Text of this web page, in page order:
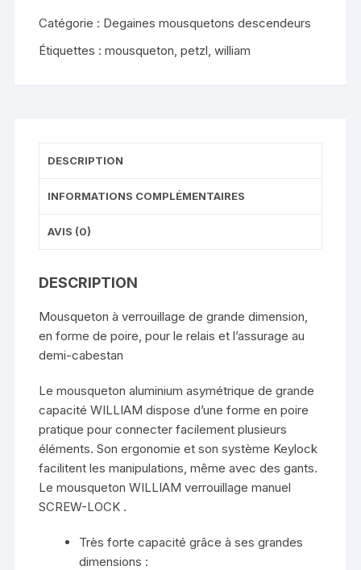
WILLIAM
PETZL
Catégorie : Degaines mousquetons descendeurs
Étiquettes :mousqueton,petzl,william
DESCRIPTION
INFORMATIONS COMPLÉMENTAIRES
AVIS (0)
DESCRIPTION
Mousqueton à verrouillage de grande dimension,
en forme de poire, pour le relais et l’assurage au
demi-cabestan
Le mousqueton aluminium asymétrique de grande
capacité WILLIAM dispose d’une forme en poire
pratique pour connecter facilement plusieurs
éléments. Son ergonomie et son système Keylock
facilitent les manipulations, même avec des gants.
Le mousqueton WILLIAM verrouillage manuel
SCREW-LOCK .
Très forte capacité grâce à ses grandes
dimensions :